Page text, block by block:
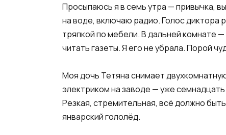
Просыпаюсь я в семь утра — привычка,
на воде, включаю радио. Голос диктора
тряпкой по мебели. В дальней комнате
читать газеты. Я его не убрала. Порой
Моя дочь Тетяна снимает
электриком на заводе — уже
Резкая, стремительная, всё должно
январский гололёд.